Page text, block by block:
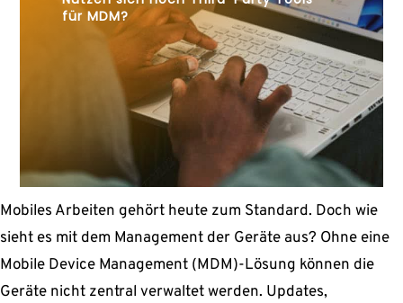
für MDM?
Mobiles Arbeiten gehört heute zum Standard. Doch wie
sieht es mit dem Management der Geräte aus? Ohne eine
Mobile Device Management (MDM)-Lösung können die
Geräte nicht zentral verwaltet werden. Updates,